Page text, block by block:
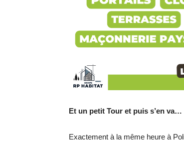
Et un petit Tour et puis s’en va…
Exactement à la même heure à